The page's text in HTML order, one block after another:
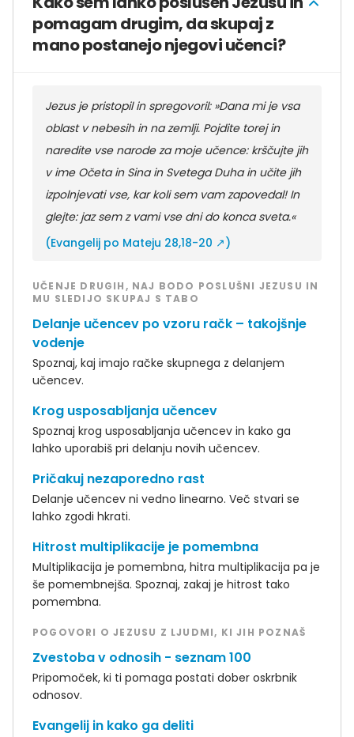
pomagam drugim, da skupaj z
mano postanejo njegovi učenci?
Jezus je pristopil in spregovoril: »Dana mi je vsa
oblast v nebesih in na zemlji. Pojdite torej in
naredite vse narode za moje učence: krščujte jih
v ime Očeta in Sina in Svetega Duha in učite jih
izpolnjevati vse, kar koli sem vam zapovedal! In
glejte: jaz sem z vami vse dni do konca sveta.«
(Evangelij po Mateju 28,18-20 ↗)
UČENJE DRUGIH, NAJ BODO POSLUŠNI JEZUSU IN
MU SLEDIJO SKUPAJ S TABO
Delanje učencev po vzoru račk – takojšnje
vodenje
Spoznaj, kaj imajo račke skupnega z delanjem
učencev.
Krog usposabljanja učencev
Spoznaj krog usposabljanja učencev in kako ga
lahko uporabiš pri delanju novih učencev.
Pričakuj nezaporedno rast
Delanje učencev ni vedno linearno. Več stvari se
lahko zgodi hkrati.
Hitrost multiplikacije je pomembna
Multiplikacija je pomembna, hitra multiplikacija pa je
še pomembnejša. Spoznaj, zakaj je hitrost tako
pomembna.
POGOVORI O JEZUSU Z LJUDMI, KI JIH POZNAŠ
Zvestoba v odnosih - seznam 100
Pripomoček, ki ti pomaga postati dober oskrbnik
odnosov.
Evangelij in kako ga deliti